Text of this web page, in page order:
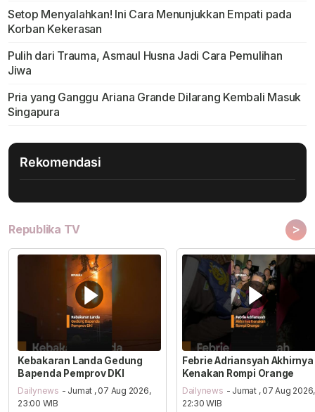
Setop Menyalahkan! Ini Cara Menunjukkan Empati pada
Korban Kekerasan
Pulih dari Trauma, Asmaul Husna Jadi Cara Pemulihan
Jiwa
Pria yang Ganggu Ariana Grande Dilarang Kembali Masuk
Singapura
Rekomendasi
Republika TV >
Kebakaran Landa Gedung
Bapenda Pemprov DKI
Dailynews - Jumat , 07 Aug 2026,
23:00 WIB
Febrie Adriansyah Akhirnya
Kenakan Rompi Orange
Dailynews - Jumat , 07 Aug 2026,
22:30 WIB